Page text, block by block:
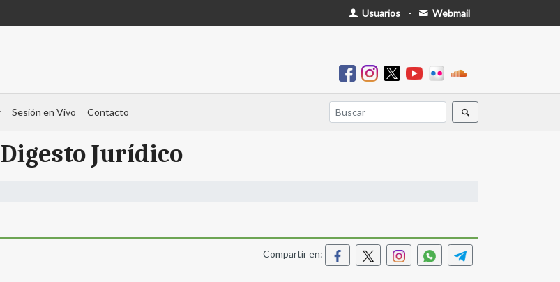
Usuarios - Webmail
Sesión en Vivo Contacto
Digesto Jurídico
Compartir en: